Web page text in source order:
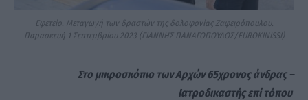
Εφετείο. Μεταγωγή των δραστών της δολοφονίας Ζαφειρόπουλου.
Παρασκευή 1 Σεπτεμβρίου 2023 (ΓΙΑΝΝΗΣ ΠΑΝΑΓΟΠΟΥΛΟΣ/EUROKINISSI)
Στο μικροσκόπιο των Αρχών 65χρονος άνδρας –
Ιατροδικαστής επί τόπου